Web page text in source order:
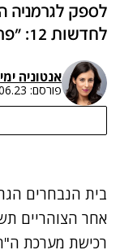
לספק לגרמניה
לחדשות 12: "פרויקט גדול, מאמין שהכול יאושר"
אנטוניה
פורסם: 19:14
בית הנבחרים